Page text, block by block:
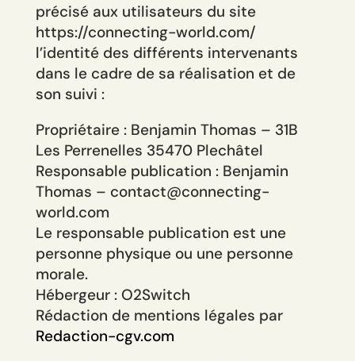
précisé aux utilisateurs du site
https://connecting-world.com/
l’identité des différents intervenants
dans le cadre de sa réalisation et de
son suivi :
Propriétaire : Benjamin Thomas – 31B
Les Perrenelles 35470 Plechâtel
Responsable publication : Benjamin
Thomas – contact@connecting-
world.com
Le responsable publication est une
personne physique ou une personne
morale.
Hébergeur : O2Switch
Rédaction de mentions légales par
Redaction-cgv.com